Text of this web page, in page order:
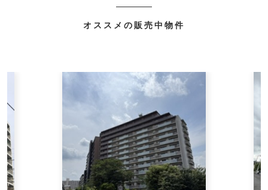
オススメの販売中物件